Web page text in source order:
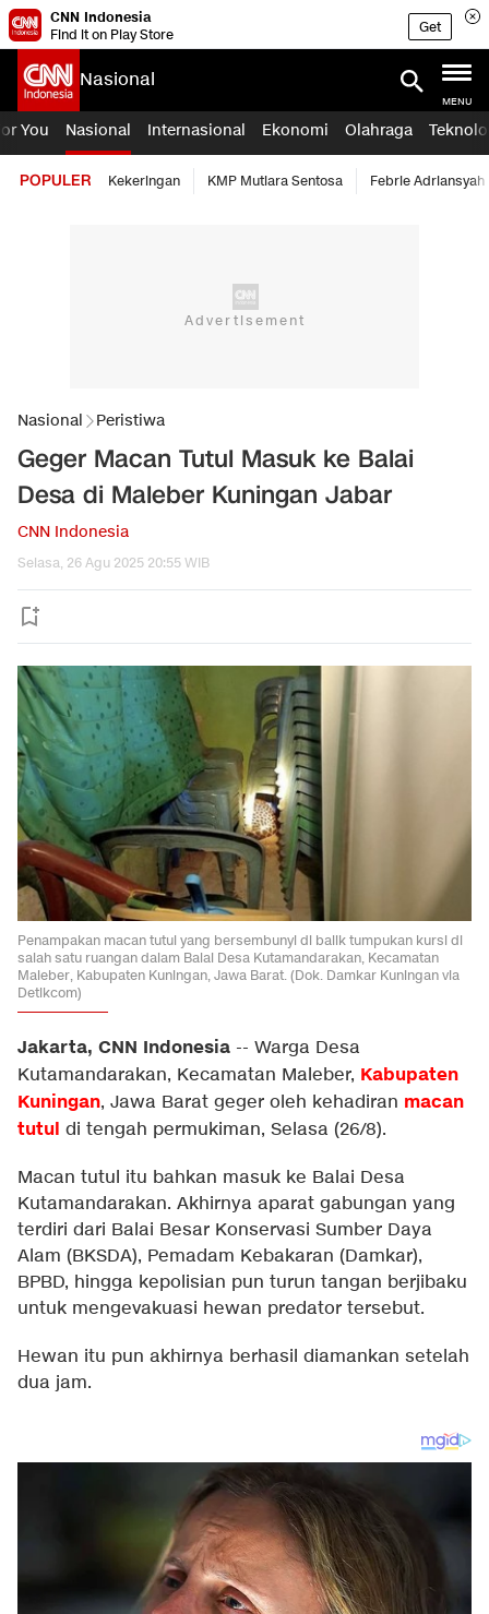
CNN Indonesia
Find it on Play Store
Get
Nasional
MENU
You Nasional Internasional Ekonomi Olahraga
POPULER Kekeringan KMP Mutiara Sentosa Febrie Adriansyah
Nasional Peristiwa
Geger Macan Tutul Masuk ke Balai
Desa di Maleber Kuningan Jabar
CNN Indonesia
Selasa, 26 Agu 2025 20:55 WIB
Penampakan macan tutul yang bersembunyi di balik tumpukan kursi di
salah satu ruangan dalam Balai Desa Kutamandarakan, Kecamatan
Maleber, Kabupaten Kuningan, Jawa Barat. (Dok. Damkar Kuningan via
Detikcom)
Jakarta, CNN Indonesia -- Warga Desa
Kutamandarakan, Kecamatan Maleber, Kabupaten
Kuningan, Jawa Barat geger oleh kehadiran macan
tutul di tengah permukiman, Selasa (26/8).
Macan tutul itu bahkan masuk ke Balai Desa
Kutamandarakan. Akhirnya aparat gabungan yang
terdiri dari Balai Besar Konservasi Sumber Daya
Alam (BKSDA), Pemadam Kebakaran (Damkar),
BPBD, hingga kepolisian pun turun tangan berjibaku
untuk mengevakuasi hewan predator tersebut.
Hewan itu pun akhirnya berhasil diamankan setelah
dua jam.